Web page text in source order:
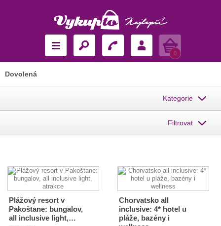
Košík
0
Dovolená
Kategorie
Filtrovat
Plážový resort v
Pakoštane: bungalov,
all inclusive light,…
Chorvatsko all
inclusive: 4* hotel u
pláže, bazény i